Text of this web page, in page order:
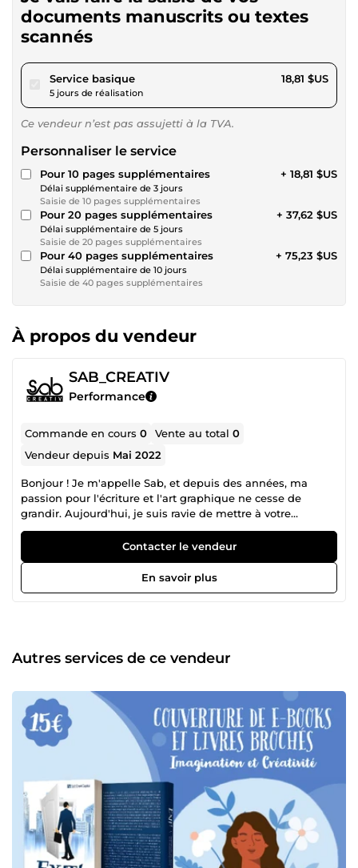
documents manuscrits ou textes
scannés
Service basiquepour 17,34 $US
5 jours de réalisation
18,81 $US
Ce vendeur n’est pas assujetti à la TVA.
Personnaliser le service
Pour 10 pages supplémentaires
Délai supplémentaire de 3 jours
Saisie de 10 pages supplémentaires
+ 18,81 $US
Pour 20 pages supplémentaires
Délai supplémentaire de 5 jours
Saisie de 20 pages supplémentaires
+ 37,62 $US
Pour 40 pages supplémentaires
Délai supplémentaire de 10 jours
Saisie de 40 pages supplémentaires
+ 75,23 $US
À propos du vendeur
SAB_CREATIV
Performance
Commande en cours0 Vente au total0
Vendeur depuis Mai 2022
Bonjour ! Je m'appelle Sab, et depuis des années, ma
passion pour l'écriture et l'art graphique ne cesse de
grandir. Aujourd'hui, je suis ravie de mettre à votre
disposition tout le savoir-faire que j'ai acquis au fil du
temps. Que ce soit dans le domaine du graphisme avec
mes services de modélisation 3D et de créations d'ebooks
fascinants, ou dans le domaine des lettres et de l'écriture,
je vous propose d'embarquer pour une aventure unique
Contacter le vendeur
En savoir plus
Autres services de ce vendeur